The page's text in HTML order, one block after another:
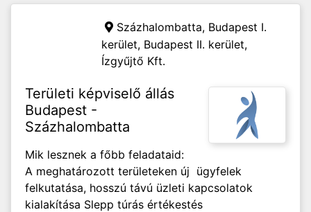
Százhalombatta, Budapest I.
kerület, Budapest II. kerület,
Ízgyűjtő Kft.
Területi képviselő állás
Budapest -
Százhalombatta
Mik lesznek a főbb feladataid:
A meghatározott területeken új ügyfelek
felkutatása, hosszú távú üzleti kapcsolatok
kialakítása Slepp túrás értékestés